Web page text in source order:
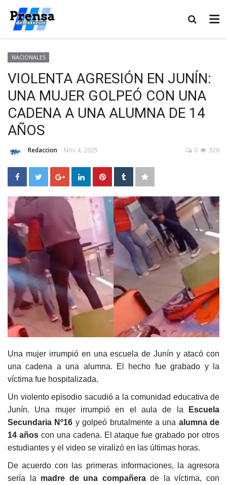
NACIONALES
VIOLENTA AGRESIÓN EN JUNÍN:
UNA MUJER GOLPEÓ CON UNA
CADENA A UNA ALUMNA DE 14
AÑOS
Redaccion Nov 4, 2025 326
0
Una mujer irrumpió en una escuela de Junín y atacó con
una cadena a una alumna. El hecho fue grabado y la
víctima fue hospitalizada.
Un violento episodio sacudió a la comunidad educativa de
Junín. Una mujer irrumpió en el aula de la
Escuela
Secundaria Nº16 y golpeó brutalmente a una alumna de
14 añoscon una cadena. El ataque fue grabado por otros
estudiantes y el video se viralizó en las últimas horas.
De acuerdo con las primeras informaciones, la agresora
sería la madre de una compañerade la víctima, con